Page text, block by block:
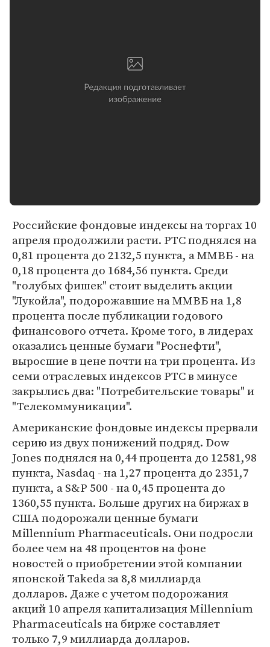
Российские фондовые индексы на торгах 10
апреля продолжили расти. РТС поднялся на
0,81 процента до 2132,5 пункта, а ММВБ - на
0,18 процента до 1684,56 пункта. Среди
"голубых фишек" стоит выделить акции
"Лукойла", подорожавшие на ММВБ на 1,8
процента после публикации годового
финансового отчета. Кроме того, в лидерах
оказались ценные бумаги "Роснефти",
выросшие в цене почти на три процента. Из
семи отраслевых индексов РТС в минусе
закрылись два: "Потребительские товары" и
"Телекоммуникации".
Американские фондовые индексы прервали
серию из двух понижений подряд. Dow
Jones поднялся на 0,44 процента до 12581,98
пункта, Nasdaq - на 1,27 процента до 2351,7
пункта, а S&P 500 - на 0,45 процента до
1360,55 пункта. Больше других на биржах в
США подорожали ценные бумаги
Millennium Pharmaceuticals. Они подросли
более чем на 48 процентов на фоне
новостей о приобретении этой компании
японской Takeda за 8,8 миллиарда
долларов. Даже с учетом подорожания
акций 10 апреля капитализация Millennium
Pharmaceuticals на бирже составляет
только 7,9 миллиарда долларов.